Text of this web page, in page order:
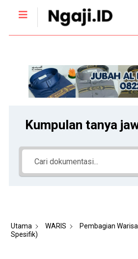
Kumpulan tanya
Utama WARIS
Pembagian
Spesifik)